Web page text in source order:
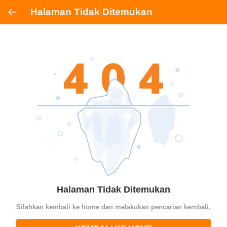
Halaman Tidak Ditemukan
Halaman Tidak Ditemukan
Silahkan kembali ke home dan melakukan pencarian kembali.